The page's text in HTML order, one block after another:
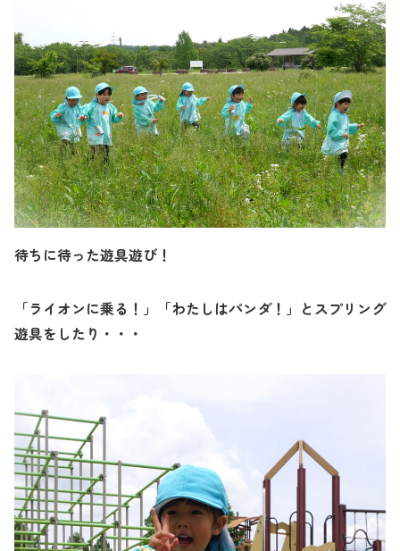
待ちに待った遊具遊び！
「ライオンに乗る！」「わたしはパンダ！」とスプリング
遊具をしたり・・・